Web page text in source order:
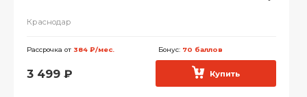
Краснодар
Рассрочка от 384 ₽/мес. Бонус: 70 баллов
3 499 ₽ Купить